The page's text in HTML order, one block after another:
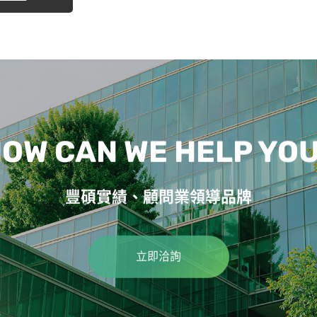
CAN WE HELP
豐碩實績、顧問業領導品牌
立即洽詢